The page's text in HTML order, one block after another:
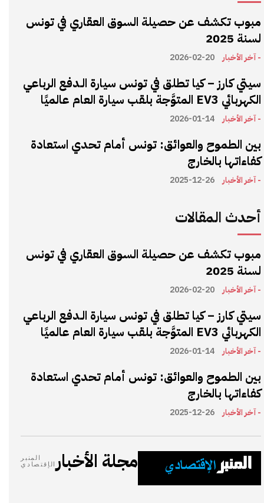
مبوب تكشف عن حصيلة السوق العقاري في تونس
لسنة 2025
- آخر الأخبار 2026-02-20
سيتي كارز – كيا تطلق في تونس سيارة الـدفع الرباعي
الكهربائي EV3 المتوَّجة بلقب سيارة العام عالميًا
- آخر الأخبار 2026-01-14
بين الطموح والعوائق: تونس أمام تحدي استعادة
كفاءاتها بالخارج
- آخر الأخبار 2025-12-26
أحدث المقالات
مبوب تكشف عن حصيلة السوق العقاري في تونس
لسنة 2025
- آخر الأخبار 2026-02-20
سيتي كارز – كيا تطلق في تونس سيارة الـدفع الرباعي
الكهربائي EV3 المتوَّجة بلقب سيارة العام عالميًا
- آخر الأخبار 2026-01-14
بين الطموح والعوائق: تونس أمام تحدي استعادة
كفاءاتها بالخارج
- آخر الأخبار 2025-12-26
مجلة الأخبار
المنبر
الإقتصادي